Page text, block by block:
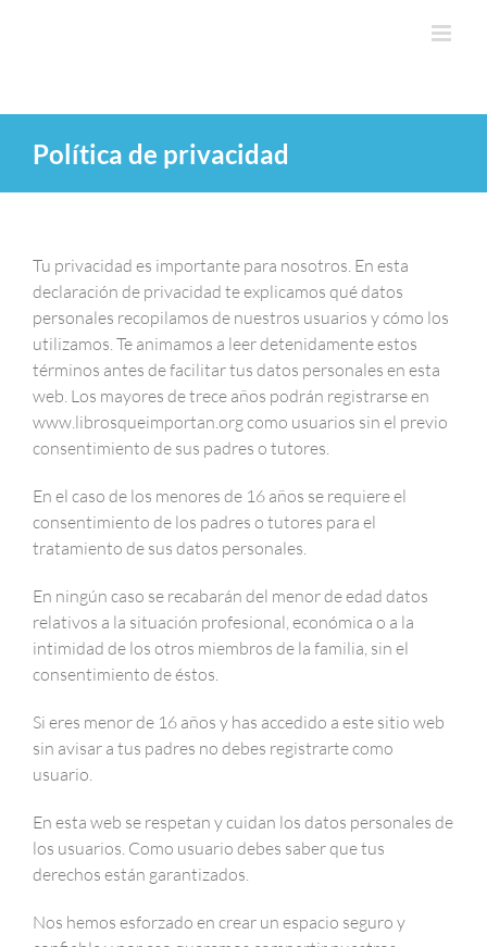
Política de privacidad
Tu privacidad es importante para nosotros. En esta
declaración de privacidad te explicamos qué datos
personales recopilamos de nuestros usuarios y cómo los
utilizamos. Te animamos a leer detenidamente estos
términos antes de facilitar tus datos personales en esta
web. Los mayores de trece años podrán registrarse en
www.librosqueimportan.org como usuarios sin el previo
consentimiento de sus padres o tutores.
En el caso de los menores de 16 años se requiere el
consentimiento de los padres o tutores para el
tratamiento de sus datos personales.
En ningún caso se recabarán del menor de edad datos
relativos a la situación profesional, económica o a la
intimidad de los otros miembros de la familia, sin el
consentimiento de éstos.
Si eres menor de 16 años y has accedido a este sitio web
sin avisar a tus padres no debes registrarte como
usuario.
En esta web se respetan y cuidan los datos personales de
los usuarios. Como usuario debes saber que tus
derechos están garantizados.
Nos hemos esforzado en crear un espacio seguro y